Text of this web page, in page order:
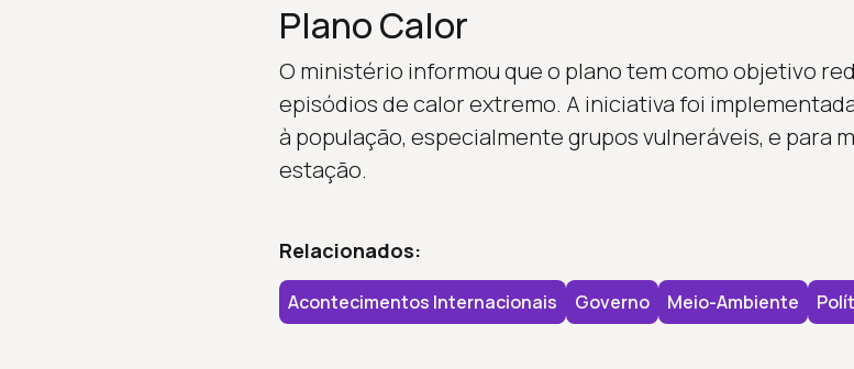
Plano Calor
O ministério informou que o plano tem como objetivo
episódios de calor extremo. A iniciativa foi
à população, especialmente grupos vulneráveis, e para
estação.
Relacionados:
Acontecimentos Internacionais Governo Meio-Ambiente